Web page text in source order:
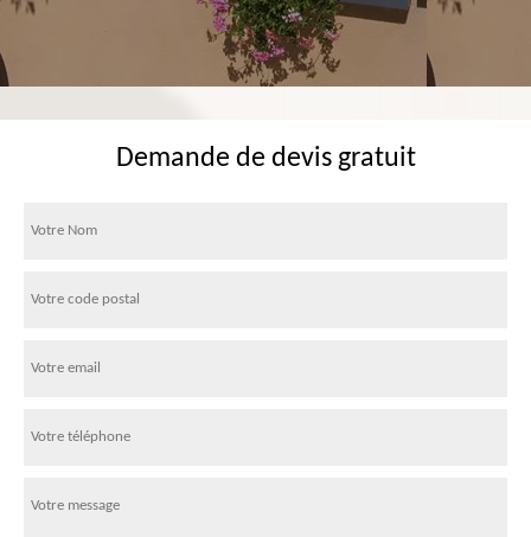
Demande de devis gratuit